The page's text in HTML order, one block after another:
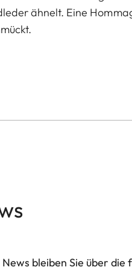
ähnelt. Eine
Handgelenkumfang)
bleiben Sie über